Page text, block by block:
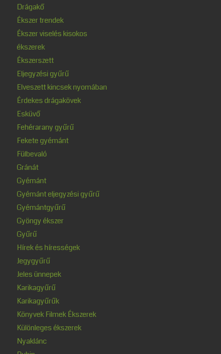
Drágakő
Ékszer trendek
Ékszer viselés kisokos
ékszerek
Ékszerszett
Eljegyzési gyűrű
Elveszett kincsek nyomában
Érdekes drágakövek
Esküvő
Fehérarany gyűrű
Fekete gyémánt
Fülbevaló
Gránát
Gyémánt
Gyémánt eljegyzési gyűrű
Gyémántgyűrű
Gyöngy ékszer
Gyűrű
Hírek és hírességek
Jegygyűrű
Jeles ünnepek
Karikagyűrű
Karikagyűrűk
Könyvek Filmek Ékszerek
Különleges ékszerek
Nyaklánc